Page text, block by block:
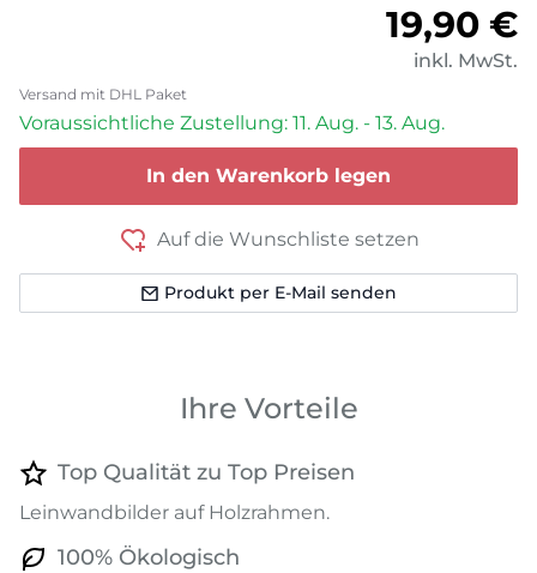
19,90 €
inkl. MwSt.
Versand mit DHL Paket
Voraussichtliche Zustellung: 11. Aug. - 13. Aug.
In den Warenkorb legen
Auf die Wunschliste setzen
Produkt per E-Mail senden
Ihre Vorteile
Top Qualität zu Top Preisen
Leinwandbilder auf Holzrahmen.
100% Ökologisch